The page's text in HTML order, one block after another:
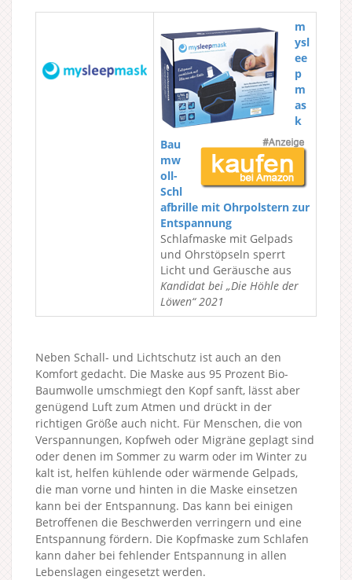
m
ysl
ee
p
m
as
k
Bau
mw
oll-
Schl
afbrille mit Ohrpolstern zur
Entspannung
Schlafmaske mit Gelpads
und Ohrstöpseln sperrt
Licht und Geräusche aus
Kandidat bei „Die Höhle der
Löwen“ 2021
Neben Schall- und Lichtschutz ist auch an den
Komfort gedacht. Die Maske aus 95 Prozent Bio-
Baumwolle umschmiegt den Kopf sanft, lässt aber
genügend Luft zum Atmen und drückt in der
richtigen Größe auch nicht. Für Menschen, die von
Verspannungen, Kopfweh oder Migräne geplagt sind
oder denen im Sommer zu warm oder im Winter zu
kalt ist, helfen kühlende oder wärmende Gelpads,
die man vorne und hinten in die Maske einsetzen
kann bei der Entspannung. Das kann bei einigen
Betroffenen die Beschwerden verringern und eine
Entspannung fördern. Die Kopfmaske zum Schlafen
kann daher bei fehlender Entspannung in allen
Lebenslagen eingesetzt werden.